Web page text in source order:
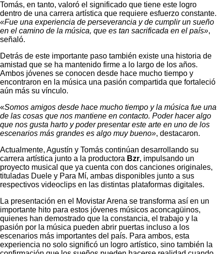
Tomás, en tanto, valoró el significado que tiene este logro
dentro de una carrera artística que requiere esfuerzo constante.
«Fue una experiencia de perseverancia y de cumplir un sueño
en el camino de la música, que es tan sacrificada en el país»,
señaló.
Detrás de este importante paso también existe una historia de
amistad que se ha mantenido firme a lo largo de los años.
Ambos jóvenes se conocen desde hace mucho tiempo y
encontraron en la música una pasión compartida que fortaleció
aún más su vínculo.
«Somos amigos desde hace mucho tiempo y la música fue una
de las cosas que nos mantiene en contacto. Poder hacer algo
que nos gusta harto y poder presentar este arte en uno de los
escenarios más grandes es algo muy bueno», destacaron.
Actualmente, Agustín y Tomás continúan desarrollando su
carrera artística junto a la productora Bzr, impulsando un
proyecto musical que ya cuenta con dos canciones originales,
tituladas Duele y Para Mí, ambas disponibles junto a sus
respectivos videoclips en las distintas plataformas digitales.
La presentación en el Movistar Arena se transforma así en un
importante hito para estos jóvenes músicos aconcagüinos,
quienes han demostrado que la constancia, el trabajo y la
pasión por la música pueden abrir puertas incluso a los
escenarios más importantes del país. Para ambos, esta
experiencia no solo significó un logro artístico, sino también la